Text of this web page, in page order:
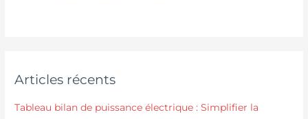
Articles récents
Tableau bilan de puissance électrique : Simplifier la